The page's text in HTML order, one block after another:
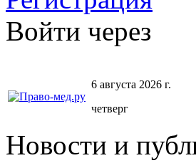
Войти через
6 августа 2026 г.
четверг
Новости и